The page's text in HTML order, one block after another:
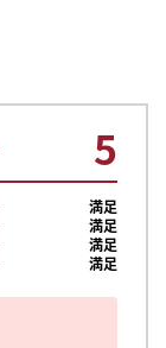
5
満足
満足
満足
満足